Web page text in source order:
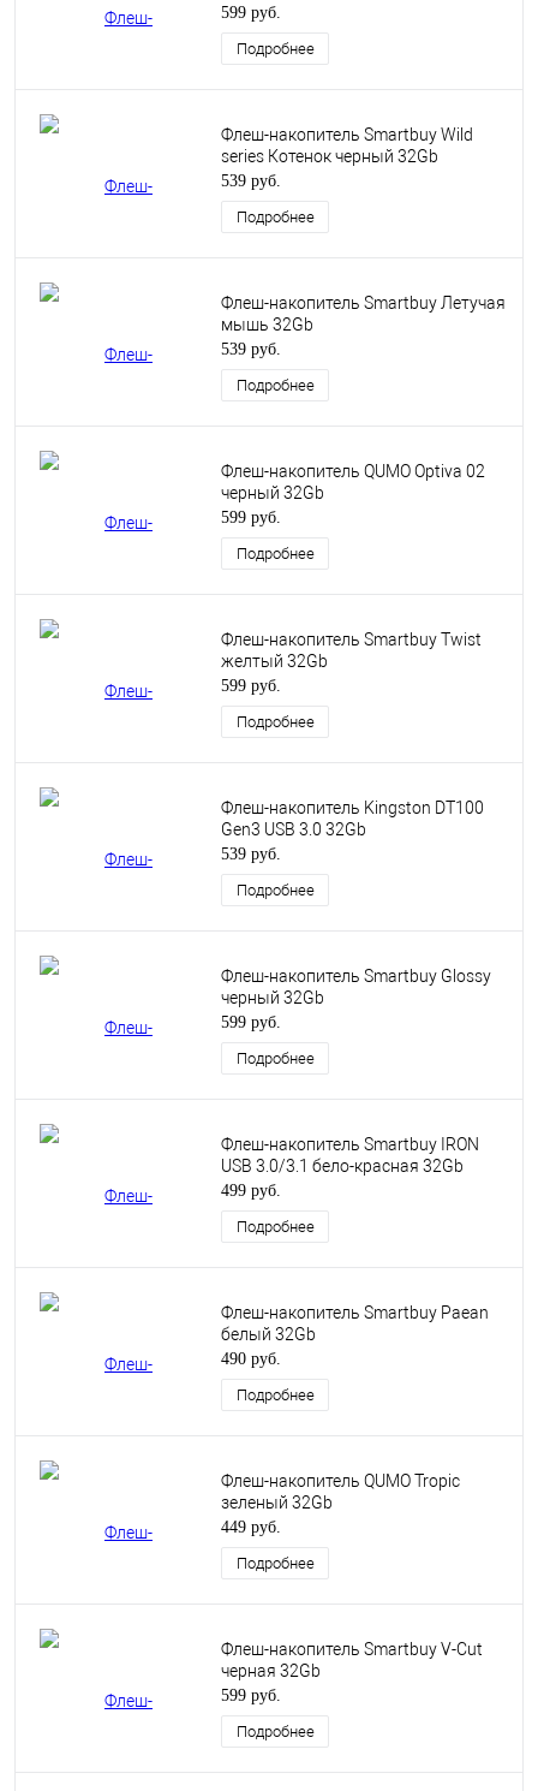
599 руб.
Подробнее
Флеш-накопитель Smartbuy Wild
series Котенок черный 32Gb
539 руб.
Подробнее
Флеш-накопитель Smartbuy Летучая
мышь 32Gb
539 руб.
Подробнее
Флеш-накопитель QUMO Optiva 02
черный 32Gb
599 руб.
Подробнее
Флеш-накопитель Smartbuy Twist
желтый 32Gb
599 руб.
Подробнее
Флеш-накопитель Kingston DT100
Gen3 USB 3.0 32Gb
539 руб.
Подробнее
Флеш-накопитель Smartbuy Glossy
черный 32Gb
599 руб.
Подробнее
Флеш-накопитель Smartbuy IRON
USB 3.0/3.1 бело-красная 32Gb
499 руб.
Подробнее
Флеш-накопитель Smartbuy Paean
белый 32Gb
490 руб.
Подробнее
Флеш-накопитель QUMO Tropic
зеленый 32Gb
449 руб.
Подробнее
Флеш-накопитель Smartbuy V-Cut
черная 32Gb
599 руб.
Подробнее